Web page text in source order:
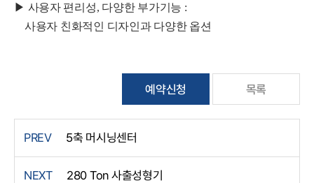
▶ 사용자 편리성, 다양한 부가기능 :
사용자 친화적인 디자인과 다양한 옵션
예약신청 목록
PREV 5축 머시닝센터
NEXT 280 Ton 사출성형기